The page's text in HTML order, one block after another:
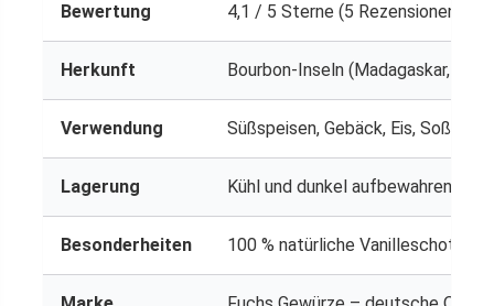
Bewertung 4,1 / 5 Sterne (5 Rezensionen)
Herkunft Bourbon-Inseln (Madagaskar,
Verwendung Süßspeisen, Gebäck, Eis, Soßen
Lagerung Kühl und dunkel aufbewahren
Besonderheiten 100 % natürliche Vanilleschoten,